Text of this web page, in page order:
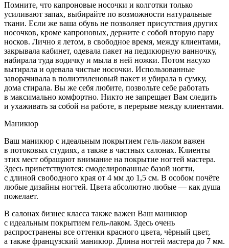
Помните, что капроновые носочки и колготки только
усиливают запах, выбирайте по возможности натуральные
ткани. Если же ваша обувь не позволяет присутствия других
носочков, кроме капроновых, держите с собой вторую пару
носков. Лично я летом, в свободное время, между клиентами,
закрывала кабинет, одевала пакет на педикюрную ванночку,
набирала туда водичку и мыла в ней ножки. Потом насухо
вытирала и одевала чистые носочки. Использованные
заворачивала в полиэтиленовый пакет и убирала в сумку,
дома стирала. Вы же себя любите, позвольте себе работать
в максимально комфортно. Никто не запрещает Вам следить
и ухаживать за собой на работе, в перерыве между клиентами.
Маникюр
Ваш маникюр с идеальным покрытием гель-лаком важен
в потоковых студиях, а также в частных салонах. Клиенты
этих мест обращают внимание на покрытие ногтей мастера.
Здесь приветствуются: смоделированные базой ногти,
с длиной свободного края от 4 мм до 1,5 см. В особом почёте
любые дизайны ногтей. Цвета абсолютно любые — как душа
пожелает.
В салонах бизнес класса также важен Ваш маникюр
с идеальным покрытием гель-лаком. Здесь очень
распространены все оттенки красного цвета, чёрный цвет,
а также французский маникюр. Длина ногтей мастера до 7 мм.